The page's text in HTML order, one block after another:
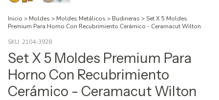
Inicio > Moldes > Moldes Metálicos > Budineras >Set X 5 Moldes
Premium Para Horno Con Recubrimiento Cerámico - Ceramacut Wilton
SKU: 2104-3928
Set X 5 Moldes Premium Para
Horno Con Recubrimiento
Cerámico - Ceramacut Wilton